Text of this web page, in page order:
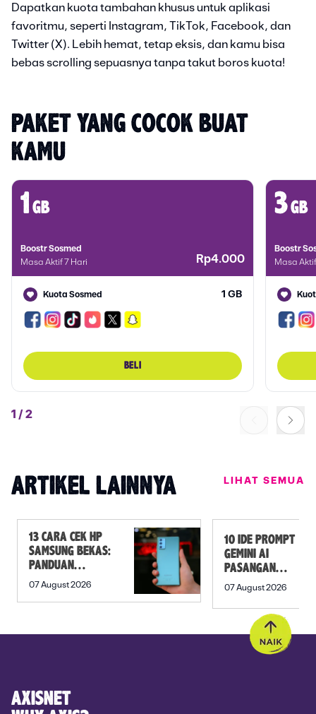
Dapatkan kuota tambahan khusus untuk aplikasi
favoritmu, seperti Instagram, TikTok, Facebook, dan
Twitter (X). Lebih hemat, tetap eksis, dan kamu bisa
bebas scrolling sepuasnya tanpa takut boros kuota!
PAKET YANG COCOK BUAT
KAMU
1 gb
Boostr Sosmed
Masa Aktif 7 Hari
Rp4.000
Kuota Sosmed 1 GB
BELI
3gb
Boostr
Masa
1 /2
ARTIKEL LAINNYA LIHAT SEMUA
13 CARA CEK HP
SAMSUNG BEKAS:
PANDUAN
SEBELUM
07 August 2026
10 IDE PROMPT
GEMINI AI
PASANGAN
PREWEDDING
07 August 2026
AXISNET